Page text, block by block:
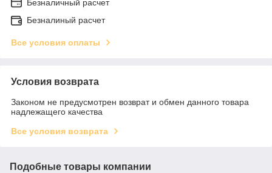
Безналичный расчет
Безналиный расчет
Все условия оплаты
Условия возврата
Законом не предусмотрен возврат и обмен данного товара
надлежащего качества
Все условия возврата
Подобные товары компании